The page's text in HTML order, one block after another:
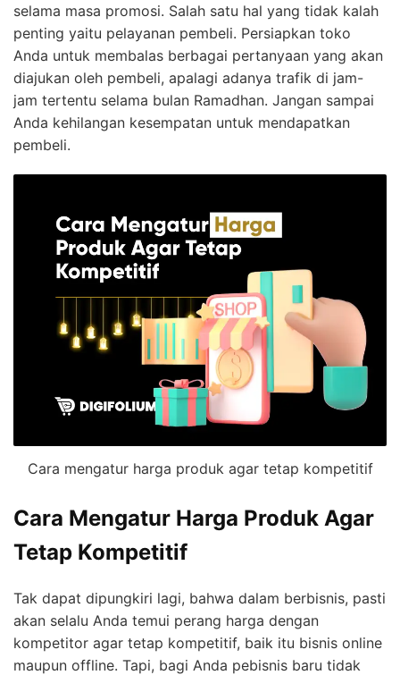
selama masa promosi. Salah satu hal yang tidak kalah
penting yaitu pelayanan pembeli. Persiapkan toko
Anda untuk membalas berbagai pertanyaan yang akan
diajukan oleh pembeli, apalagi adanya trafik di jam-
jam tertentu selama bulan Ramadhan. Jangan sampai
Anda kehilangan kesempatan untuk mendapatkan
pembeli.
Cara mengatur harga produk agar tetap kompetitif
Cara Mengatur Harga Produk Agar
Tetap Kompetitif
Tak dapat dipungkiri lagi, bahwa dalam berbisnis, pasti
akan selalu Anda temui perang harga dengan
kompetitor agar tetap kompetitif, baik itu bisnis online
maupun offline. Tapi, bagi Anda pebisnis baru tidak